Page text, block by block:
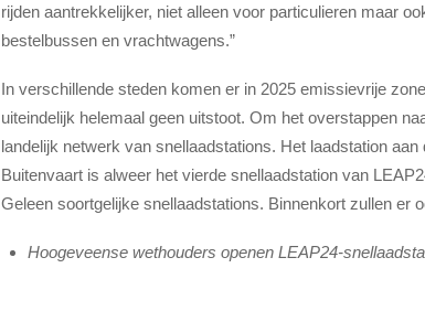
rijden aantrekkelijker, niet alleen voor particulieren maar
bestelbussen en vrachtwagens.”
In verschillende steden komen er in 2025 emissievrije
uiteindelijk helemaal geen uitstoot. Om het overstappen
landelijk netwerk van snellaadstations. Het laadstation
Buitenvaart is alweer het vierde snellaadstation van
Geleen soortgelijke snellaadstations. Binnenkort zullen er
Hoogeveense wethouders openen LEAP24-